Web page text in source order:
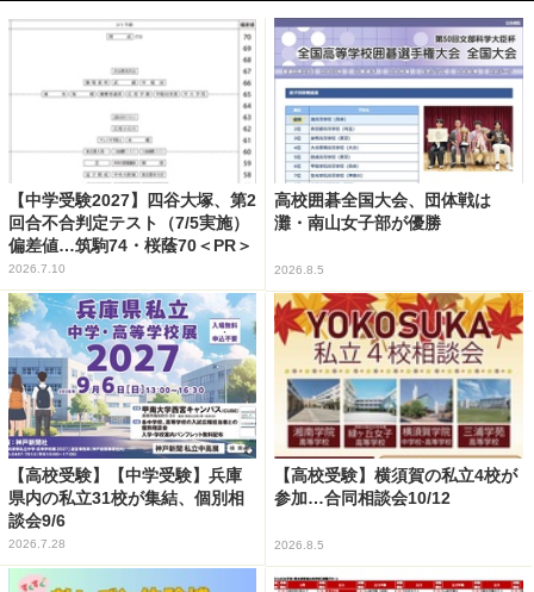
【中学受験2027】四谷大塚、第2
回合不合判定テスト（7/5実施）
偏差値…筑駒74・桜蔭70＜PR＞
2026.7.10
高校囲碁全国大会、団体戦は
灘・南山女子部が優勝
2026.8.5
【高校受験】【中学受験】兵庫
県内の私立31校が集結、個別相
談会9/6
2026.7.28
【高校受験】横須賀の私立4校が
参加…合同相談会10/12
2026.8.5